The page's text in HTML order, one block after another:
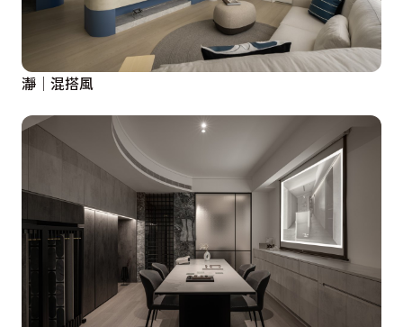
點，由樓梯延遞至樓上邊旁空間，於此擺設小冰箱以方便
二樓寢臥放置飲料或小點心，並於上方規劃小層架，提供
小巧的置物檯面。
為了避免原先女兒房的窗戶緊鄰側牆，而讓窗簾有漏光的
潛在問題，將其設計為拱型窗框收邊，讓整體空間更溫
馨；另也於衣櫃做一隅粉色的開放式衣架空間，呼應主空
間色調，並以大小不一的粉棕色系圓扣，為寢臥空間增添
可愛童趣。
走廊底面則為主臥結合書房的私人空間，於主臥設有可調
節角度的電視桿，並在床緣落地窗邊規劃一排收納矮櫃，
瀞│混搭風